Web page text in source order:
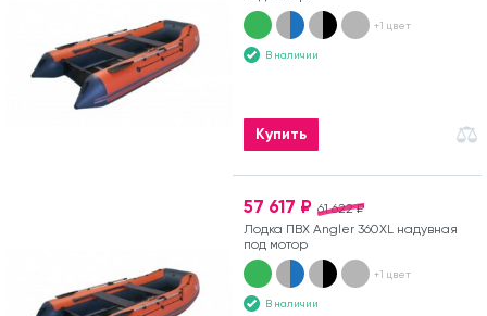
+1 цвет
В наличии
Купить
61 622 ₽
57 617 ₽
Лодка ПВХ Angler 360XL надувная
под мотор
+1 цвет
В наличии